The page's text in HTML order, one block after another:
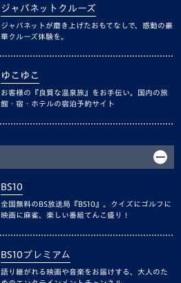
ジャパネットクルーズ
ジャパネットが磨き上げたおもてなしで、感動の豪
華クルーズ体験を。
ゆこゆこ
お客様の『良質な温泉旅』をお手伝い。国内の旅
館・宿・ホテルの宿泊予約サイト
BS10
全国無料のBS放送局『BS10』。クイズにゴルフに
映画に麻雀、楽しい番組てんこ盛り！
BS10プレミアム
語り継がれる映画や音楽をお届けする、大人のた